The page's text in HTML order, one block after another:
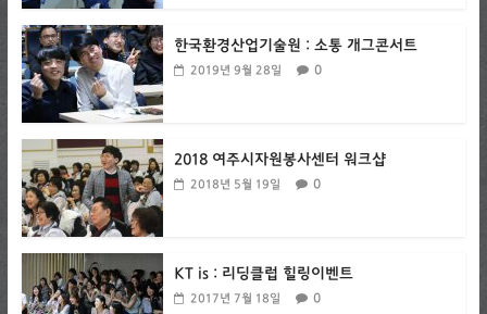
한국환경산업기술원 : 소통 개그콘서트
2019년 9월 28일 0
2018 여주시자원봉사센터 워크샵
2018년 5월 19일 0
KT is : 리딩클럽 힐링이벤트
2017년 7월 18일 0